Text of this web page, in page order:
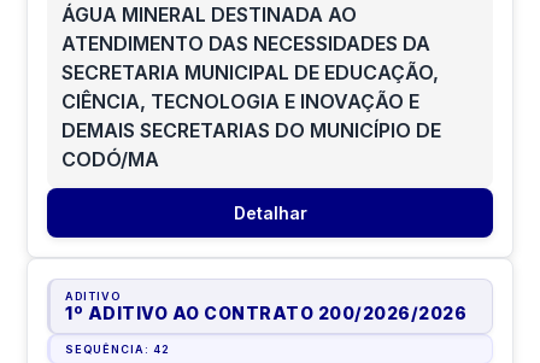
ÁGUA MINERAL DESTINADA AO
ATENDIMENTO DAS NECESSIDADES DA
SECRETARIA MUNICIPAL DE EDUCAÇÃO,
CIÊNCIA, TECNOLOGIA E INOVAÇÃO E
DEMAIS SECRETARIAS DO MUNICÍPIO DE
CODÓ/MA
Detalhar
ADITIVO
1º ADITIVO AO CONTRATO 200/2026/2026
SEQUÊNCIA:42